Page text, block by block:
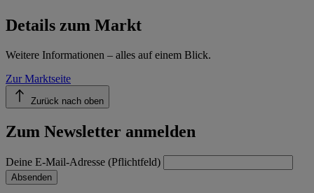
Details zum Markt
Weitere Informationen – alles auf einem Blick.
Zur Marktseite
Zurück nach oben
Zum Newsletter anmelden
Deine E-Mail-Adresse (Pflichtfeld)
Absenden